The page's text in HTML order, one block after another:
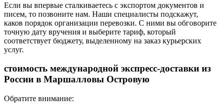
Если вы впервые сталкиваетесь с экспортом документов и
писем, то позвоните нам. Наши специалисты подскажут,
каков порядок организации перевозки. С ними вы обговорите
точную дату вручения и выберите тариф, который
соответствует бюджету, выделенному на заказ курьерских
услуг.
стоимость международной экспресс-доставки из
России в Маршалловы Островую
Обратите внимание: